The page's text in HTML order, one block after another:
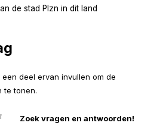
de stad Plzn in dit land
deel ervan invullen om de
te tonen.